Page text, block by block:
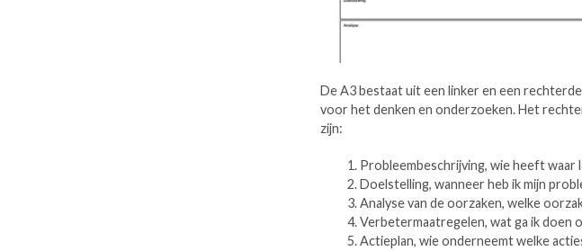
De A3 bestaat uit een linker en een
voor het denken en onderzoeken. Het
zijn:
Probleembeschrijving, wie heeft waar
Doelstelling, wanneer heb ik mijn
Analyse van de oorzaken, welke
Verbetermaatregelen, wat ga ik doen
Actieplan, wie onderneemt welke